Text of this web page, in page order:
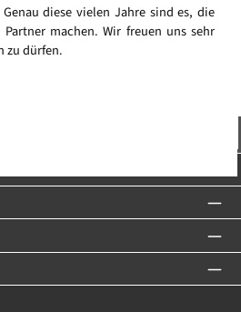
diese vielen Jahre sind es, die
machen. Wir freuen uns sehr
zu dürfen.